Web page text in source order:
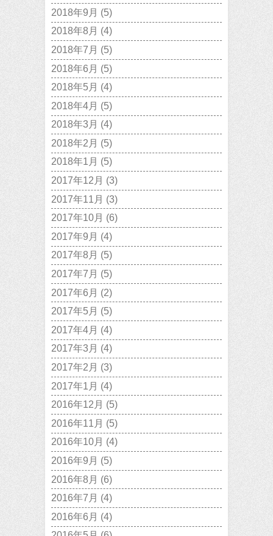
2018年9月 (5)
2018年8月 (4)
2018年7月 (5)
2018年6月 (5)
2018年5月 (4)
2018年4月 (5)
2018年3月 (4)
2018年2月 (5)
2018年1月 (5)
2017年12月 (3)
2017年11月 (3)
2017年10月 (6)
2017年9月 (4)
2017年8月 (5)
2017年7月 (5)
2017年6月 (2)
2017年5月 (5)
2017年4月 (4)
2017年3月 (4)
2017年2月 (3)
2017年1月 (4)
2016年12月 (5)
2016年11月 (5)
2016年10月 (4)
2016年9月 (5)
2016年8月 (6)
2016年7月 (4)
2016年6月 (4)